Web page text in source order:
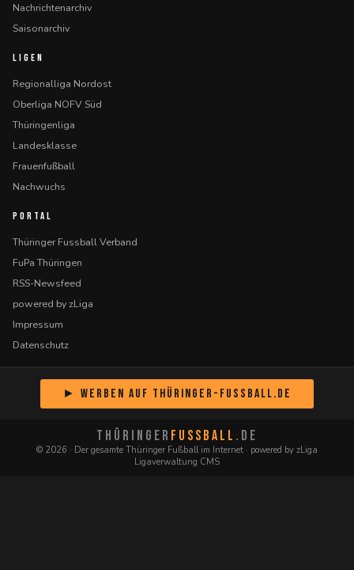
Nachrichtenarchiv
Saisonarchiv
LIGEN
Regionalliga Nordost
Oberliga NOFV Süd
Thüringenliga
Landesklasse
Frauenfußball
Nachwuchs
PORTAL
Thüringer Fussball Verband
FuPa Thüringen
RSS-Newsfeed
powered by zLiga
Impressum
Datenschutz
► Werben auf Thüringer-Fussball.de
THÜRINGER FUSSBALL .DE
© 2026 · Der gesamte Thüringer Fußball im Internet · powered by zLiga
Ligaverwaltung CMS